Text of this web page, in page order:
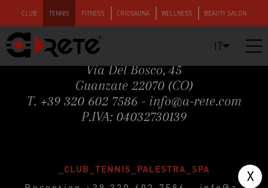
CLUB TENNIS FITNESS CRIOSAUNA WELLNESS BEAUTY SALON
IT
Via Del Bosco, 45
Guanzate 22070 (CO)
T. +39 320 602 7586 - info@a-rete.com
P.IVA: 04032730139
_CLUB_TENNIS_PALESTRA_SPA